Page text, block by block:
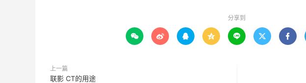
分享到
      
上一篇
联影 CT的用途